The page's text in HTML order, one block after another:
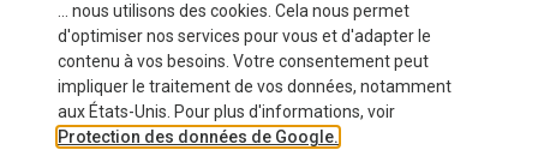
... nous utilisons des cookies. Cela nous permet
d'optimiser nos services pour vous et d'adapter le
contenu à vos besoins. Votre consentement peut
impliquer le traitement de vos données, notamment
aux États-Unis. Pour plus d'informations, voir
Protection des données de Google.